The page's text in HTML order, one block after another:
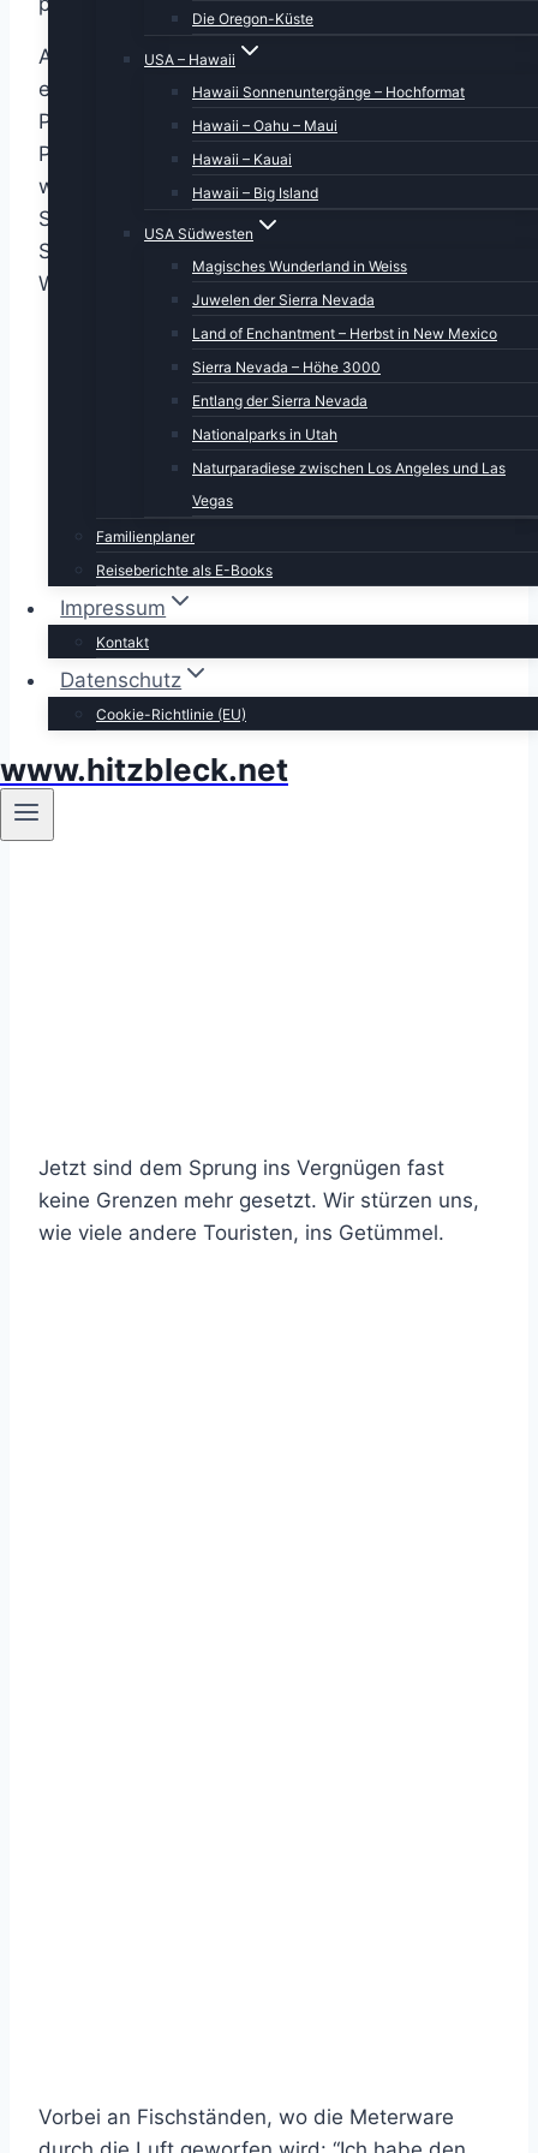
Die Oregon-Küste
USA – Hawaii
Hawaii Sonnenuntergänge – Hochformat
Hawaii – Oahu – Maui
Hawaii – Kauai
Hawaii – Big Island
USA Südwesten
Magisches Wunderland in Weiss
Juwelen der Sierra Nevada
Land of Enchantment – Herbst in New Mexico
Sierra Nevada – Höhe 3000
Entlang der Sierra Nevada
Nationalparks in Utah
Naturparadiese zwischen Los Angeles und Las
Vegas
Familienplaner
Reiseberichte als E-Books
Impressum
Kontakt
Datenschutz
Cookie-Richtlinie (EU)
www.hitzbleck.net
Also fahren wir die Straßen entlang, um an
einem der “Groschengräber” (so hießen die
Parkuhren früher) einen Platz zu ergattern. Mit
Park-Apps funktioniert das hierzulande ähnlich
wie in Deutschland, aber wir fanden eine
Säule, wo wir direkt mit der Kreditkarte zwei
Stunden buchen konnten. Ecke Battery und
Western.
Jetzt sind dem Sprung ins Vergnügen fast
keine Grenzen mehr gesetzt. Wir stürzen uns,
wie viele andere Touristen, ins Getümmel.
Vorbei an Fischständen, wo die Meterware